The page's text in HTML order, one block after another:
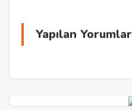
Yapılan Yorumlar